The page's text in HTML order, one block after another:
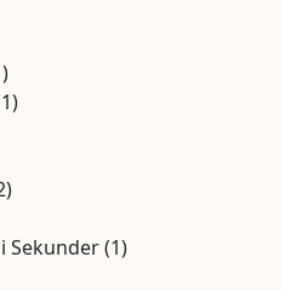
Sekunder(1)